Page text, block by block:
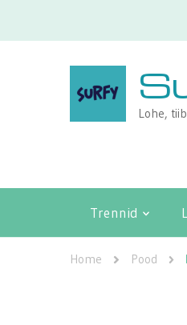
Lohe,
Trennid
Home Pood